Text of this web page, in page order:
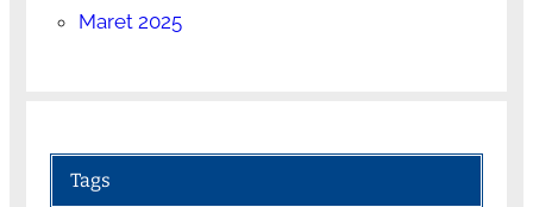
Maret 2025
Tags